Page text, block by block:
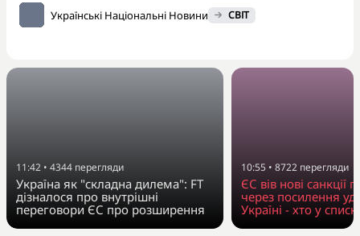
Українські Національні Новини СВІТ
11:42 • 4344 перегляди
Україна як "складна дилема": FT
дізналося про внутрішні
переговори ЄС про розширення
10:55 • 8722 перегляди
ЄС вів нові санкції
через посилення
Україні - хто у